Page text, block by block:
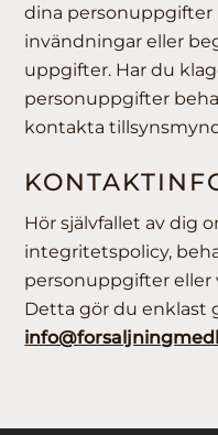
dina personuppgifter
invändningar eller
uppgifter. Har du
personuppgifter
kontakta
Hör självfallet av dig
integritetspolicy,
personuppgifter eller
Detta gör du enklast